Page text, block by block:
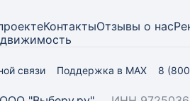
КонтактыОтзывы о нас
связи Поддержка в MAX 8